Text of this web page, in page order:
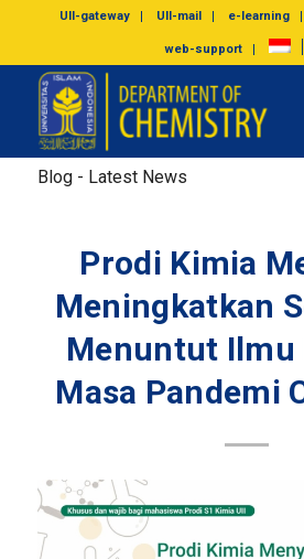
UII-gateway UII-mail e-learning
web-support
Blog - Latest News
Prodi Kimia
Meningkatkan
Menuntut Ilmu
Masa Pandemi